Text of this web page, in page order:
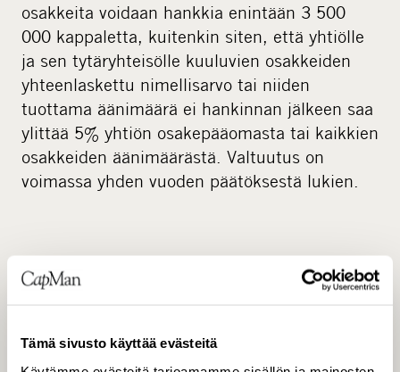
Tämä sivusto käyttää evästeitä
osakkeita voidaan hankkia enintään 3 500
000 kappaletta, kuitenkin siten, että yhtiölle
ja sen tytäryhteisölle kuuluvien osakkeiden
yhteenlaskettu nimellisarvo tai niiden
tuottama äänimäärä ei hankinnan jälkeen saa
ylittää 5% yhtiön osakepääomasta tai kaikkien
osakkeiden äänimäärästä. Valtuutus on
voimassa yhden vuoden päätöksestä lukien.
B-osakkeet voidaan hankkia muussa kuin
kaupankäynnin välityksellä hinnalla, joka niille